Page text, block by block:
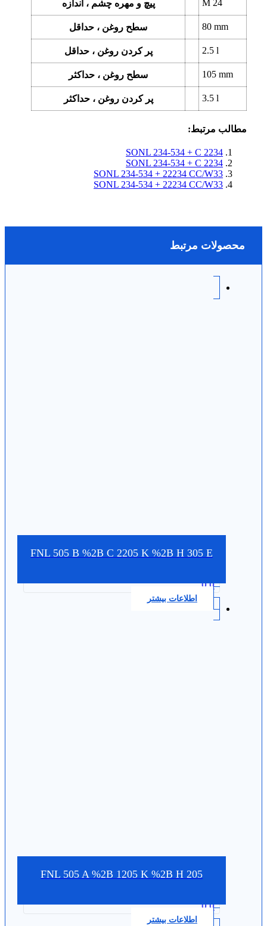
پیچ و مهره چشم ، اندازه M 24
سطح روغن ، حداقل 80mm
پر کردن روغن ، حداقل 2.5l
سطح روغن ، حداکثر 105mm
پر کردن روغن ، حداکثر 3.5l
مطالب مرتبط:
SONL 234-534 + C 2234
SONL 234-534 + C 2234
SONL 234-534 + 22234 CC/W33
SONL 234-534 + 22234 CC/W33
محصولات مرتبط
FNL 505 B %2B C 2205 K %2B H 305 E
0.0
اطلاعات بیشتر
FNL 505 A %2B 1205 K %2B H 205
0.0
اطلاعات بیشتر